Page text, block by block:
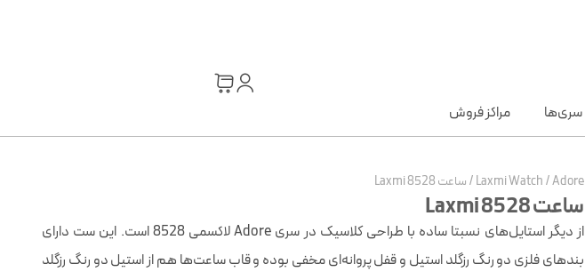
سری‌ها مراکز فروش
Laxmi Watch/Adore
/ساعت Laxmi 8528
ساعت Laxmi 8528
از دیگر استایل‌های نسبتا ساده با طراحی کلاسیک در سری Adore لاکسمی 8528 است. این ست دارای
بندهای فلزی دو رنگ رزگلد استیل و قفل پروانه‌ای مخفی بوده و قاب ساعت‌ها هم از استیل دو رنگ رزگلد